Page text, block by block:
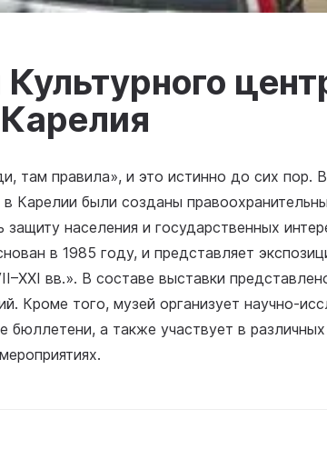
там правила», и это истинно до сих пор.
Карелии были созданы
населения и государственных
в 1985 году, и представляет
вв.». В составе выставки
Кроме того, музей организует научно-
бюллетени, а также участвует в